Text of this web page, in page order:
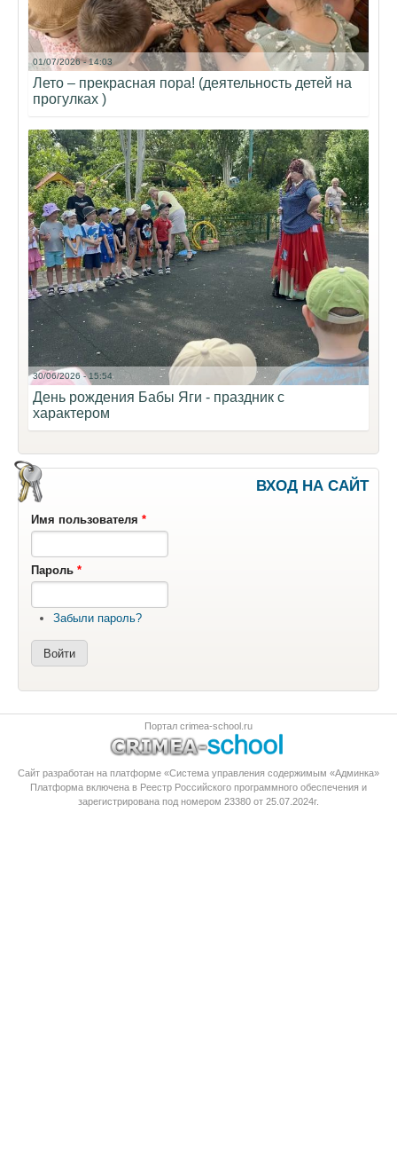
01/07/2026 - 14:03
Лето – прекрасная пора! (деятельность детей на
прогулках )
30/06/2026 - 15:54
День рождения Бабы Яги - праздник с
характером
ВХОД НА САЙТ
Имя пользователя *
Пароль *
Забыли пароль?
Портал crimea-school.ru
Сайт разработан на платформе «Система управления содержимым «Админка»
Платформа включена в Реестр Российского программного обеспечения и
зарегистрирована под номером 23380 от 25.07.2024г.